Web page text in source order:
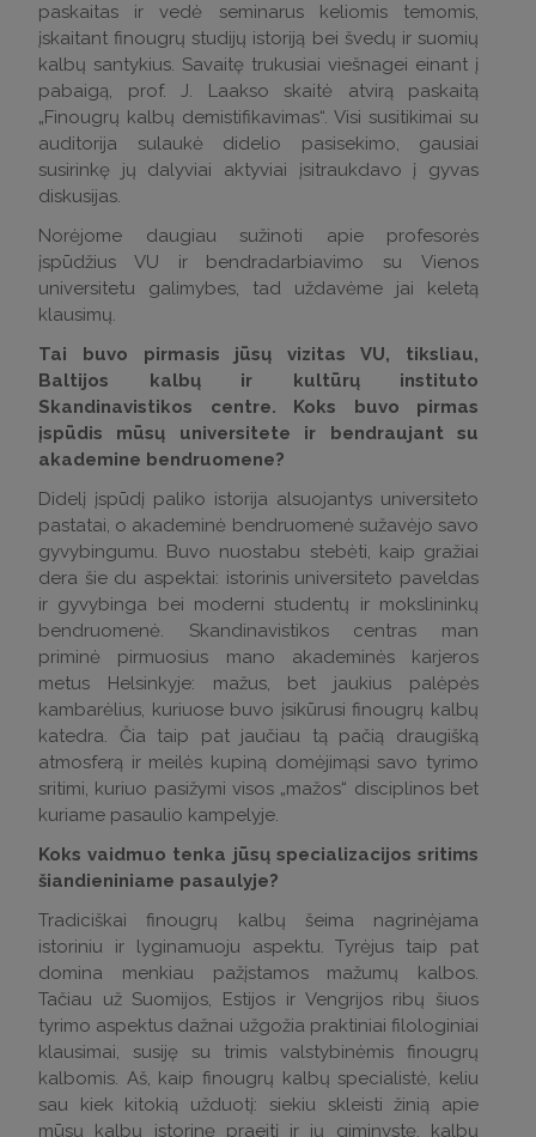
paskaitas ir vedė seminarus keliomis temomis,
įskaitant finougrų studijų istoriją bei švedų ir suomių
kalbų santykius. Savaitę trukusiai viešnagei einant į
pabaigą, prof. J. Laakso skaitė atvirą paskaitą
„Finougrų kalbų demistifikavimas“. Visi susitikimai su
auditorija sulaukė didelio pasisekimo, gausiai
susirinkę jų dalyviai aktyviai įsitraukdavo į gyvas
diskusijas.
Norėjome daugiau sužinoti apie profesorės
įspūdžius VU ir bendradarbiavimo su Vienos
universitetu galimybes, tad uždavėme jai keletą
klausimų.
Tai buvo pirmasis jūsų vizitas VU, tiksliau,
Baltijos kalbų ir kultūrų instituto
Skandinavistikos centre. Koks buvo pirmas
įspūdis mūsų universitete ir bendraujant su
akademine bendruomene?
Didelį įspūdį paliko istorija alsuojantys universiteto
pastatai, o akademinė bendruomenė sužavėjo savo
gyvybingumu. Buvo nuostabu stebėti, kaip gražiai
dera šie du aspektai: istorinis universiteto paveldas
ir gyvybinga bei moderni studentų ir mokslininkų
bendruomenė. Skandinavistikos centras man
priminė pirmuosius mano akademinės karjeros
metus Helsinkyje: mažus, bet jaukius palėpės
kambarėlius, kuriuose buvo įsikūrusi finougrų kalbų
katedra. Čia taip pat jaučiau tą pačią draugišką
atmosferą ir meilės kupiną domėjimąsi savo tyrimo
sritimi, kuriuo pasižymi visos „mažos“ disciplinos bet
kuriame pasaulio kampelyje.
Koks vaidmuo tenka jūsų specializacijos sritims
šiandieniniame pasaulyje?
Tradiciškai finougrų kalbų šeima nagrinėjama
istoriniu ir lyginamuoju aspektu. Tyrėjus taip pat
domina menkiau pažįstamos mažumų kalbos.
Tačiau už Suomijos, Estijos ir Vengrijos ribų šiuos
tyrimo aspektus dažnai užgožia praktiniai filologiniai
klausimai, susiję su trimis valstybinėmis finougrų
kalbomis. Aš, kaip finougrų kalbų specialistė, keliu
sau kiek kitokią užduotį: siekiu skleisti žinią apie
mūsų kalbų istorinę praeitį ir jų giminystę, kalbų